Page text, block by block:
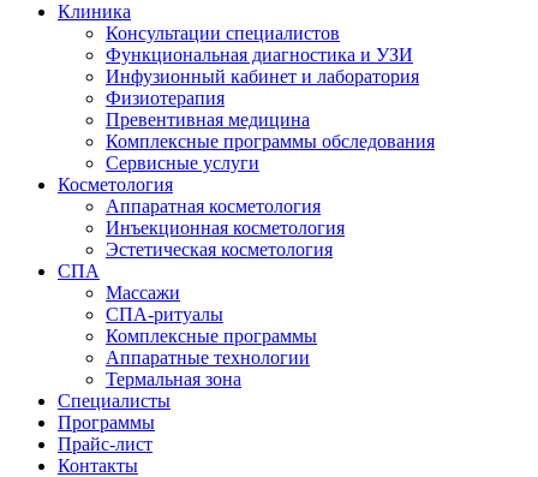
Клиника
Консультации специалистов
Функциональная диагностика и УЗИ
Инфузионный кабинет и лаборатория
Физиотерапия
Превентивная медицина
Комплексные программы обследования
Сервисные услуги
Косметология
Аппаратная косметология
Инъекционная косметология
Эстетическая косметология
СПА
Массажи
СПА-ритуалы
Комплексные программы
Аппаратные технологии
Термальная зона
Специалисты
Программы
Прайс-лист
Контакты